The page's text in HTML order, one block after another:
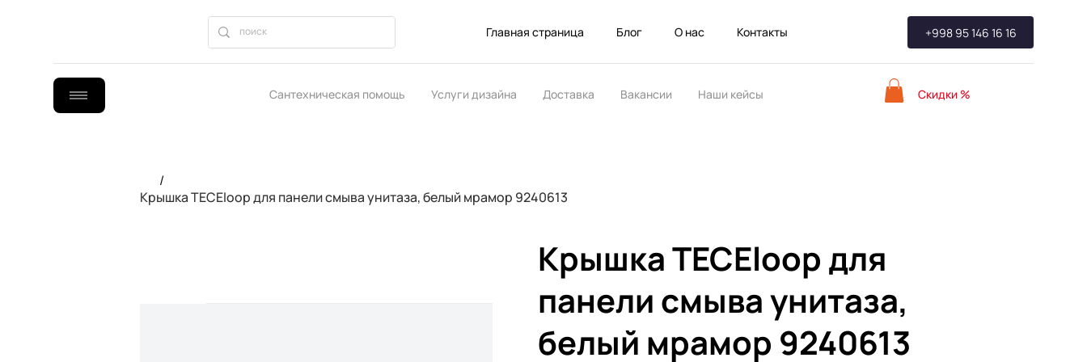
Главная страница Блог О нас Контакты +998 95 146 16 16
Сантехническая помощь Услуги дизайна Доставка Вакансии Наши кейсы Скидки %
/
Крышка TECEloop для панели смыва унитаза, белый мрамор 9240613
Крышка TECEloop для
панели смыва унитаза,
белый мрамор 9240613